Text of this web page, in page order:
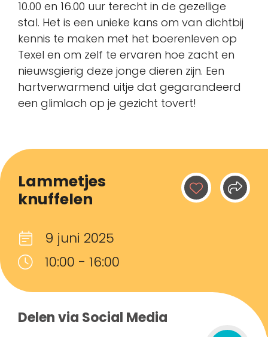
Lammetjes
knuffelen
9 juni 2025
10:00 - 16:00
Delen via Social Media
10.00 en 16.00 uur terecht in de gezellige
stal. Het is een unieke kans om van dichtbij
kennis te maken met het boerenleven op
Texel en om zelf te ervaren hoe zacht en
nieuwsgierig deze jonge dieren zijn. Een
hartverwarmend uitje dat gegarandeerd
een glimlach op je gezicht tovert!